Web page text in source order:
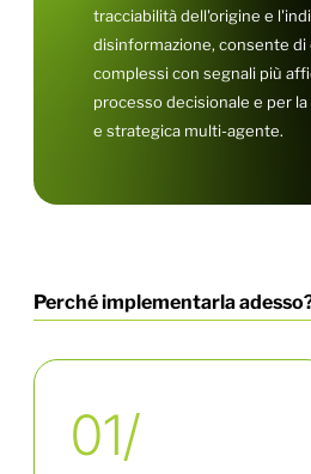
tracciabilità dell'origine e
disinformazione, consente di
complessi con segnali più
processo decisionale e per
e strategica multi-agente.
Perché implementarla
01/